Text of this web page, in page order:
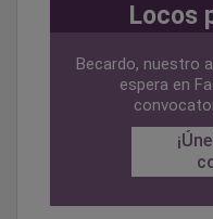
Locos
Becardo, nuestro
espera en